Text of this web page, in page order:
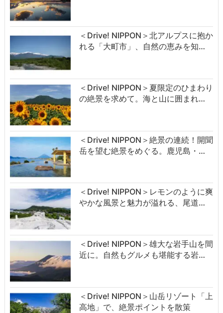
＜Drive! NIPPON＞北アルプスに抱か
れる「大町市」、自然の恵みを知…
＜Drive! NIPPON＞夏限定のひまわり
の絶景を求めて。海と山に囲まれ…
＜Drive! NIPPON＞絶景の連続！開聞
岳を望む絶景をめぐる。鹿児島・…
＜Drive! NIPPON＞レモンのように爽
やかな風景と魅力が溢れる、尾道…
＜Drive! NIPPON＞雄大な岩手山を間
近に。自然もグルメも堪能する岩…
＜Drive! NIPPON＞山岳リゾート「上
高地」で、絶景ポイントを散策